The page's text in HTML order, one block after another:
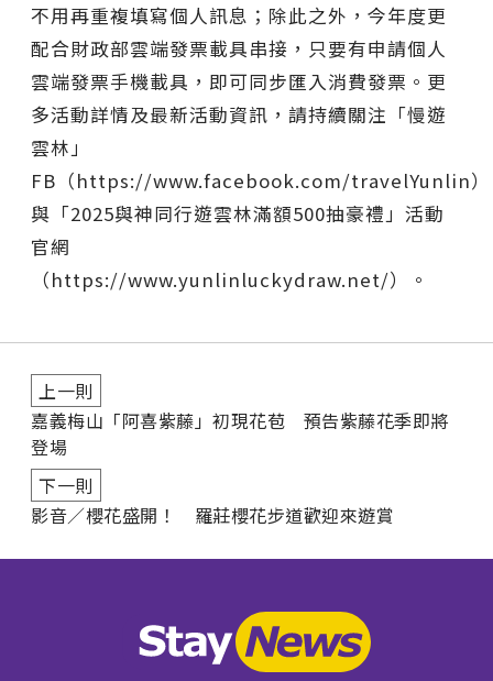
不用再重複填寫個人訊息；除此之外，今年度更
配合財政部雲端發票載具串接，只要有申請個人
雲端發票手機載具，即可同步匯入消費發票。更
多活動詳情及最新活動資訊，請持續關注「慢遊
雲林」
FB（https://www.facebook.com/travelYunlin）
與「2025與神同行遊雲林滿額500抽豪禮」活動
官網
（https://www.yunlinluckydraw.net/）。
上一則
嘉義梅山「阿喜紫藤」初現花苞 預告紫藤花季即將
登場
下一則
影音∕櫻花盛開！ 羅莊櫻花步道歡迎來遊賞